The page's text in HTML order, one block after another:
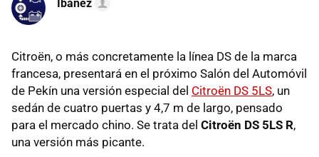
Ibáñez
Citroën, o más concretamente la línea DS de la marca
francesa, presentará en el próximo Salón del Automóvil
de Pekín una versión especial del Citroën DS 5LS, un
sedán de cuatro puertas y 4,7 m de largo, pensado
para el mercado chino. Se trata del Citroën DS 5LS R,
una versión más picante.